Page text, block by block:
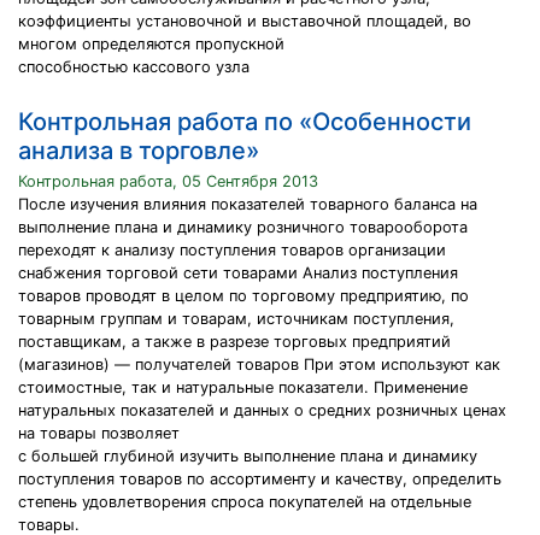
коэффициенты установочной и выставочной площадей, во
многом определяются пропускной
способностью кассового узла
Контрольная работа по «Особенности
анализа в торговле»
Контрольная работа, 05 Сентября 2013
После изучения влияния показателей товарного баланса на
выполнение плана и динамику розничного товарооборота
переходят к анализу поступления товаров организации
снабжения торговой сети товарами Анализ поступления
товаров проводят в целом по торговому предприятию, по
товарным группам и товарам, источникам поступления,
поставщикам, а также в разрезе торговых предприятий
(магазинов) — получателей товаров При этом используют как
стоимостные, так и натуральные показатели. Применение
натуральных показателей и данных о средних розничных ценах
на товары позволяет
с большей глубиной изучить выполнение плана и динамику
поступления товаров по ассортименту и качеству, определить
степень удовлетворения спроса покупателей на отдельные
товары.